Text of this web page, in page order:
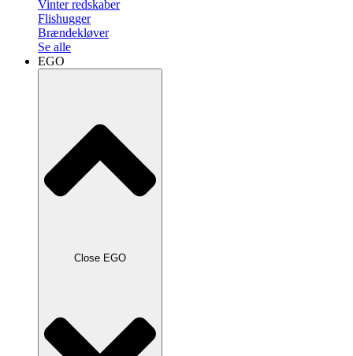
Vinter redskaber
Flishugger
Brændekløver
Se alle
EGO
Close EGO